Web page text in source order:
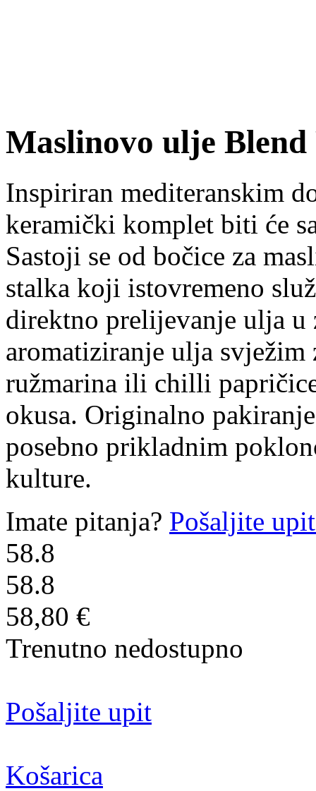
Maslinovo ulje
Inspiriran mediteranskim
keramički komplet biti će
Sastoji se od bočice za
stalka koji istovremeno
direktno prelijevanje ulja
aromatiziranje ulja svježim
ružmarina ili chilli
okusa. Originalno
posebno prikladnim
kulture.
Imate pitanja? Pošaljite
58.8
58.8
58,80 €
Trenutno nedostupno
Pošaljite upit
Košarica